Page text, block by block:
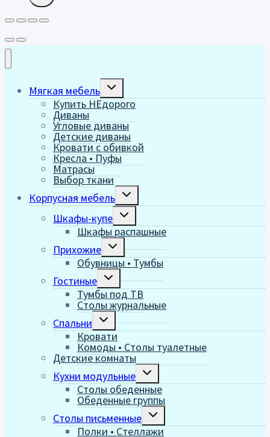
Мягкая мебель
Переключить
меню
Купить НЕдорого
Диваны
Угловые диваны
Детские диваны
Кровати с обивкой
Кресла • Пуфы
Матрасы
Выбор ткани
Корпусная мебель
Переключить
меню
Шкафы-купе
Переключить
меню
Шкафы распашные
Прихожие
Переключить
дочернее
меню
Обувницы • Тумбы
Гостиные
Переключить
дочернее
меню
Тумбы под ТВ
Столы журнальные
Спальни
Переключить
дочернее
меню
Кровати
Комоды • Столы туалетные
Детские комнаты
Кухни модульные
Переключить
меню
Столы обеденные
Обеденные группы
Столы письменные
Переключить
меню
Полки • Стеллажи